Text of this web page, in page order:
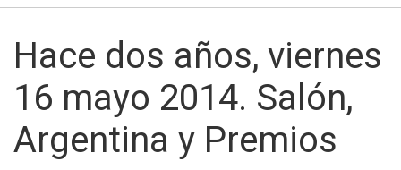
Hace dos años, viernes
16 mayo 2014. Salón,
Argentina y Premios